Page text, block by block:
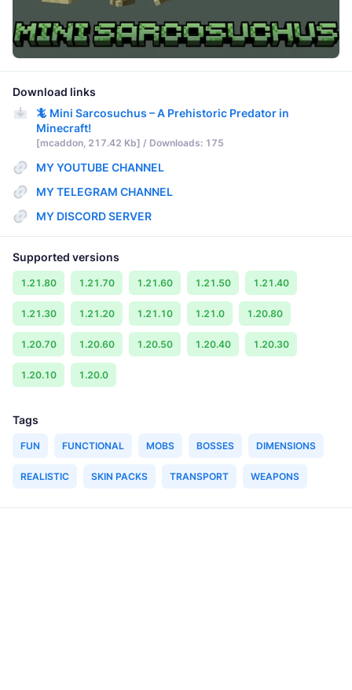
Download links
🦎 Mini Sarcosuchus – A Prehistoric Predator in
Minecraft!
[mcaddon, 217.42 Kb] / Downloads: 175
MY YOUTUBE CHANNEL
MY TELEGRAM CHANNEL
MY DISCORD SERVER
Supported versions
1.21.80 1.21.70 1.21.60 1.21.50 1.21.40
1.21.30 1.21.20 1.21.10 1.21.0 1.20.80
1.20.70 1.20.60 1.20.50 1.20.40 1.20.30
1.20.10 1.20.0
Tags
FUN FUNCTIONAL MOBS BOSSES DIMENSIONS
REALISTIC SKIN PACKS TRANSPORT WEAPONS